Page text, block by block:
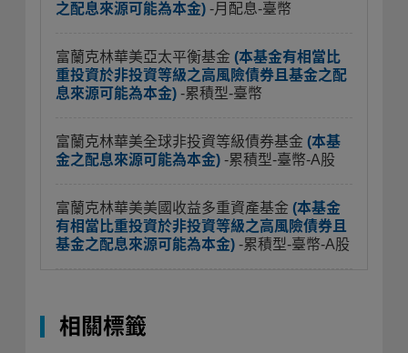
之配息來源可能為本金) -月配息-臺幣
富蘭克林華美亞太平衡基金 (本基金有相當比
重投資於非投資等級之高風險債券且基金之配
息來源可能為本金) -累積型-臺幣
富蘭克林華美全球非投資等級債券基金 (本基
金之配息來源可能為本金) -累積型-臺幣-A股
富蘭克林華美美國收益多重資產基金 (本基金
有相當比重投資於非投資等級之高風險債券且
基金之配息來源可能為本金) -累積型-臺幣-A股
相關標籤